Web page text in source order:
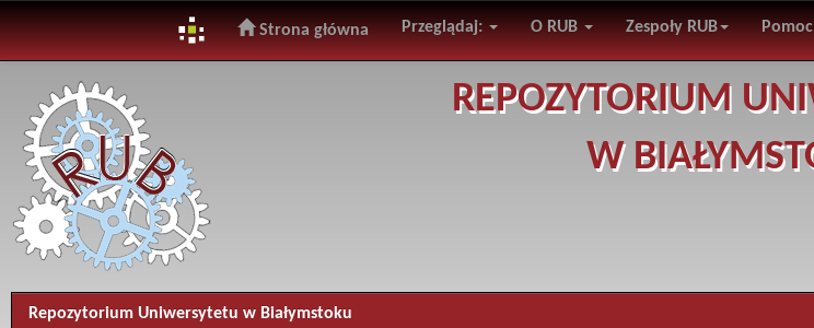
navigation
Strona główna Przeglądaj: O RUB Zespoły RUB Pomoc
REPOZYTORIUM
W
Repozytorium Uniwersytetu w Białymstoku